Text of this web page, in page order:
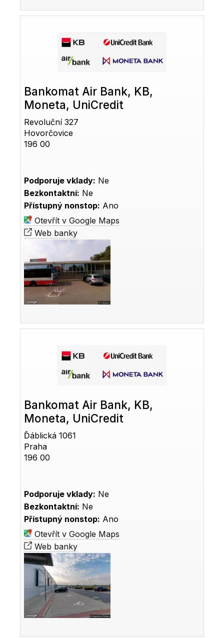
Bankomat Air Bank, KB,
Moneta, UniCredit
Revoluční 327
Hovorčovice
196 00
Podporuje vklady: Ne
Bezkontaktní: Ne
Přístupný nonstop: Ano
Otevřít v Google Maps
Web banky
Bankomat Air Bank, KB,
Moneta, UniCredit
Ďáblická 1061
Praha
196 00
Podporuje vklady: Ne
Bezkontaktní: Ne
Přístupný nonstop: Ano
Otevřít v Google Maps
Web banky